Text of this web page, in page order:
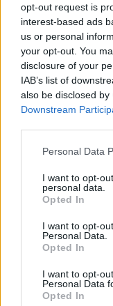
opt-out request is
interest-based ads
us or personal
your opt-out. You
disclosure of your
IAB’s list of
also be disclosed
Downstream
Please note that
not limited to your
grant or deny
use your data for
consent section.
Personal Data
I want to opt-
personal data.
Opted In
I want to opt-
Personal Data.
Opted In
I want to opt-
Personal Data
Opted In
Matrimoni
Notizie Golfo
Sposarsi In
i